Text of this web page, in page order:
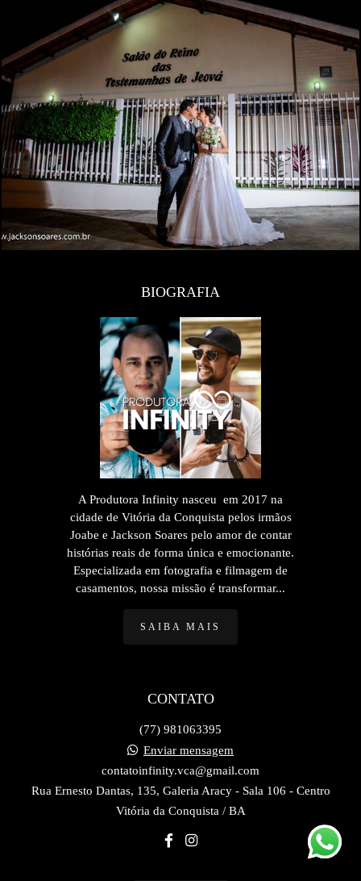
BIOGRAFIA
A Produtora Infinity nasceu em 2017 na
cidade de Vitória da Conquista pelos irmãos
Joabe e Jackson Soares pelo amor de contar
histórias reais de forma única e emocionante.
Especializada em fotografia e filmagem de
casamentos, nossa missão é transformar...
SAIBA MAIS
CONTATO
(77) 981063395
Enviar mensagem
contatoinfinity.vca@gmail.com
Rua Ernesto Dantas, 135, Galeria Aracy - Sala 106 - Centro
Vitória da Conquista / BA